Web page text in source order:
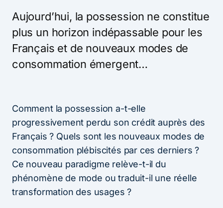
Aujourd’hui, la possession ne constitue
plus un horizon indépassable pour les
Français et de nouveaux modes de
consommation émergent…
Comment la possession a-t-elle
progressivement perdu son crédit auprès des
Français ? Quels sont les nouveaux modes de
consommation plébiscités par ces derniers ?
Ce nouveau paradigme relève-t-il du
phénomène de mode ou traduit-il une réelle
transformation des usages ?